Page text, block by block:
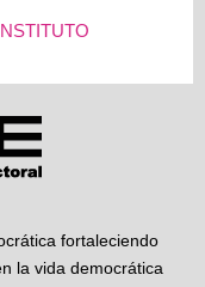
fortaleciendo
la vida democrática